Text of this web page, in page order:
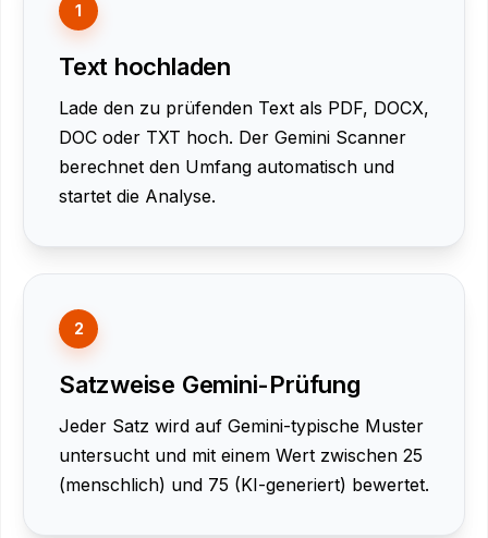
1
Text hochladen
Lade den zu prüfenden Text als PDF, DOCX,
DOC oder TXT hoch. Der Gemini Scanner
berechnet den Umfang automatisch und
startet die Analyse.
2
Satzweise Gemini-Prüfung
Jeder Satz wird auf Gemini-typische Muster
untersucht und mit einem Wert zwischen 25
(menschlich) und 75 (KI-generiert) bewertet.